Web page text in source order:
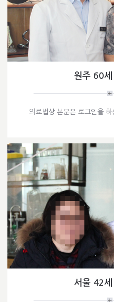
원주 60세
의료법상 본문은 로그인을
서울 42세